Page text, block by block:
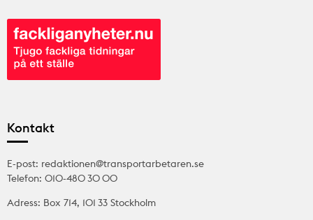
Kontakt
E-post: redaktionen@transportarbetaren.se
Telefon: 010-480 30 00
Adress: Box 714, 101 33 Stockholm